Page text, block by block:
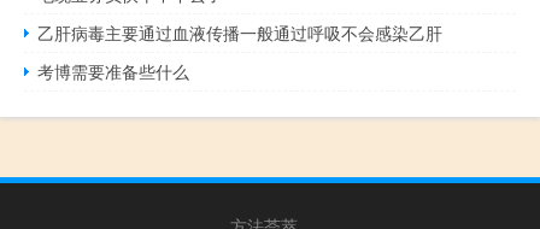
乙肝病毒主要通过血液传播一般通过呼吸不会感染乙肝
考博需要准备些什么